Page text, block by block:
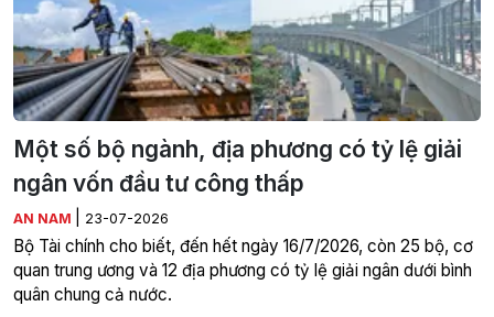
Một số bộ ngành, địa phương có tỷ lệ giải
ngân vốn đầu tư công thấp
AN NAM 23-07-2026
Bộ Tài chính cho biết, đến hết ngày 16/7/2026, còn 25 bộ, cơ
quan trung ương và 12 địa phương có tỷ lệ giải ngân dưới bình
quân chung cả nước.